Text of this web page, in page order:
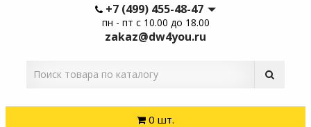
+7 (499) 455-48-47
пн - пт с 10.00 до 18.00
zakaz@dw4you.ru
0 шт.